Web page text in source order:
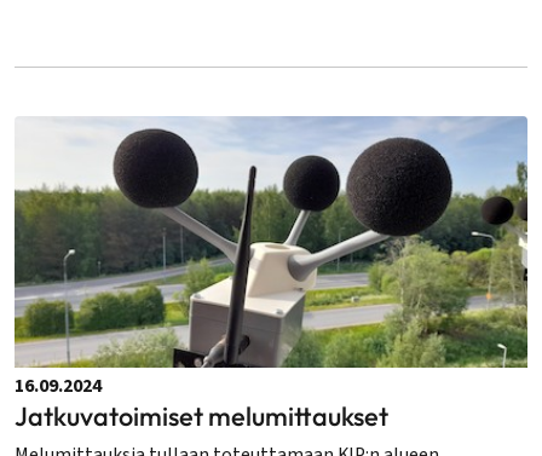
16.09.2024
Jatkuvatoimiset melumittaukset